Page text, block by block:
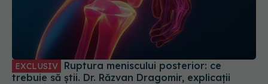
EXCLUSIV
trebuie să știi. Dr. Răzvan Dragomir, explicații